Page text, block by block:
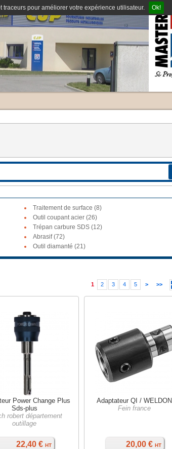
traceurs pour améliorer votre expérience utilisateur. Ok!
Traitement de surface (8)
Outil coupant acier (26)
Trépan carbure SDS (12)
Abrasif (72)
Outil diamanté (21)
1 2 3 4 5 > >>
Power Change Plus
Sds-plus
robert département
outillage
22,40 € HT
Adaptateur QI / WELDON
Fein france
20,00 € HT